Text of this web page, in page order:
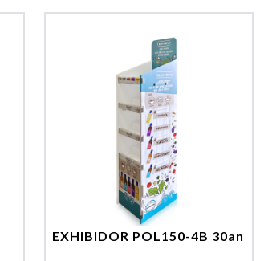
EXHIBIDOR POL150-4B 30an